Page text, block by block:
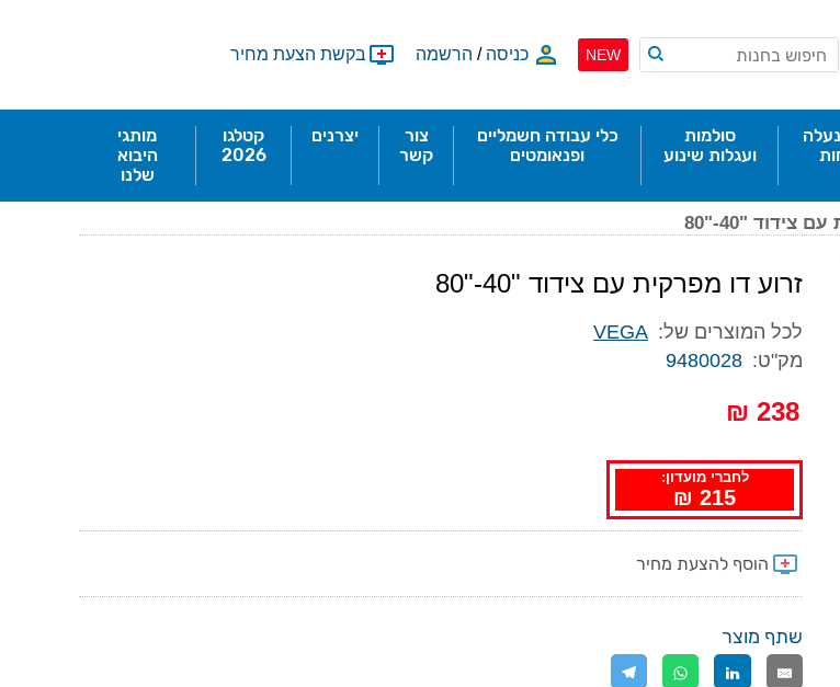
NEW כניסה / הרשמה בקשת הצעת מחיר
סולמות
ועגלות שינוע
כלי עבודה חשמליים
ופנאומטים
צור
קשר
יצרנים
קטלגו
2026
מותגי
היבוא
שלנו
צידוד "40-"80
זרוע דו מפרקית עם צידוד "40-"80
לכל המוצרים של: VEGA
מק"ט: 9480028
238 ₪
לחברי מועדון:
215 ₪
שתף מוצר